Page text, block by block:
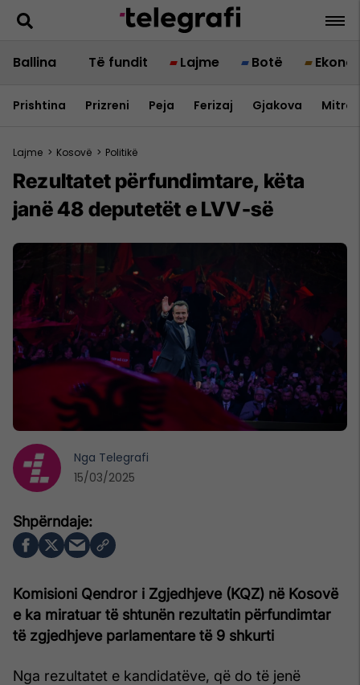
Ballina Të fundit Lajme Botë
Prishtina Prizreni Peja Ferizaj Gjakova
Lajme > Kosovë > Politikë
Rezultatet përfundimtare, këta
janë 48 deputetët e LVV-së
Komisioni Qendror i Zgjedhjeve (KQZ) në Kosovë
e ka miratuar të shtunën rezultatin përfundimtar
të zgjedhjeve parlamentare të 9 shkurti
Nga rezultatet e kandidatëve, që do të jenë
Nga Telegrafi
15/03/2025